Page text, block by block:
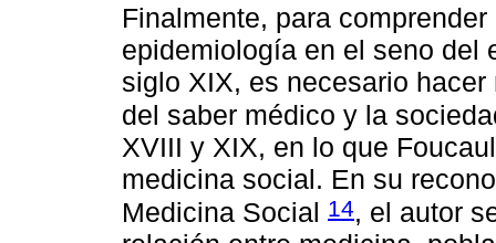
Finalmente, para
epidemiología en el seno del
siglo XIX, es necesario
del saber médico y la
XVIII y XIX, en lo que
medicina social. En su
Medicina Social 14, el autor